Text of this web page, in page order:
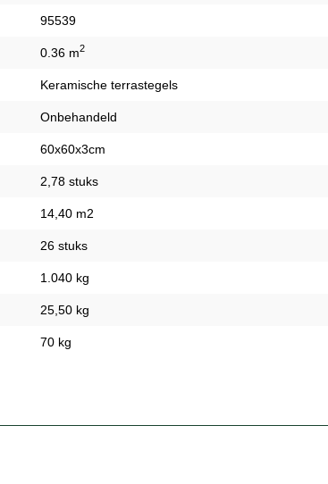
95539
0.36 m2
Keramische terrastegels
Onbehandeld
60x60x3cm
2,78 stuks
14,40 m2
26 stuks
1.040 kg
25,50 kg
70 kg